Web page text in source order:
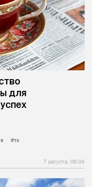
для
#тк
7 августа, 06:04